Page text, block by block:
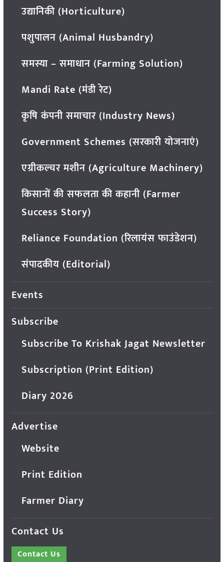
उद्यानिकी (Horticulture)
पशुपालन (Animal Husbandry)
समस्या – समाधान (Farming Solution)
Mandi Rate (मंडी रेट)
कृषि कंपनी समाचार (Industry News)
Government Schemes (सरकारी योजनाएं)
एग्रीकल्चर मशीन (Agriculture Machinery)
किसानों की सफलता की कहानी (Farmer
Success Story)
Reliance Foundation (रिलायंस फाउंडेशन)
संपादकीय (Editorial)
Events
Subscribe
Subscribe To Krishak Jagat Newsletter
Subscription (Print Edition)
Diary 2026
Advertise
Website
Print Edition
Farmer Diary
Contact Us
Contact Us